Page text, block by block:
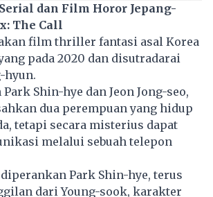
dan Film Horor Jepang-
The Call
film thriller fantasi asal Korea
pada 2020 dan disutradarai
hyun.
Shin-hye dan Jeon Jong-seo,
dua perempuan yang hidup
tetapi secara misterius dapat
melalui sebuah telepon
diperankan Park Shin-hye, terus
dari Young-sook, karakter